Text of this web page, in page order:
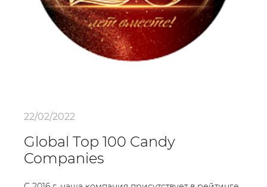
22/02/2022
Global Top 100 Candy
Companies